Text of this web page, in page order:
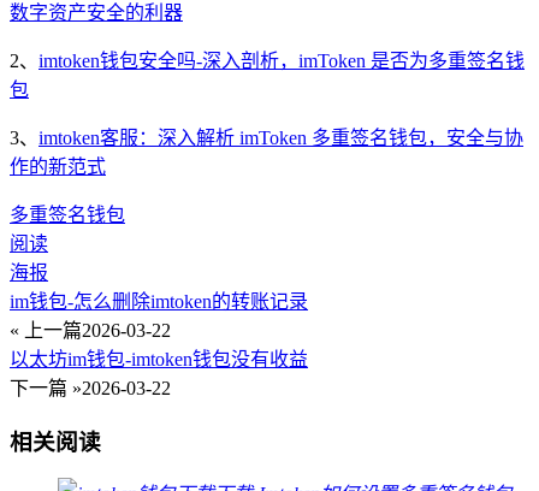
数字资产安全的利器
2、 imtoken钱包安全吗-深入剖析，imToken 是否为多重签名钱
包
3、 imtoken客服：深入解析 imToken 多重签名钱包，安全与协
作的新范式
多重签名钱包
阅读
海报
im钱包-怎么删除imtoken的转账记录
« 上一篇2026-03-22
以太坊im钱包-imtoken钱包没有收益
下一篇 »2026-03-22
相关阅读